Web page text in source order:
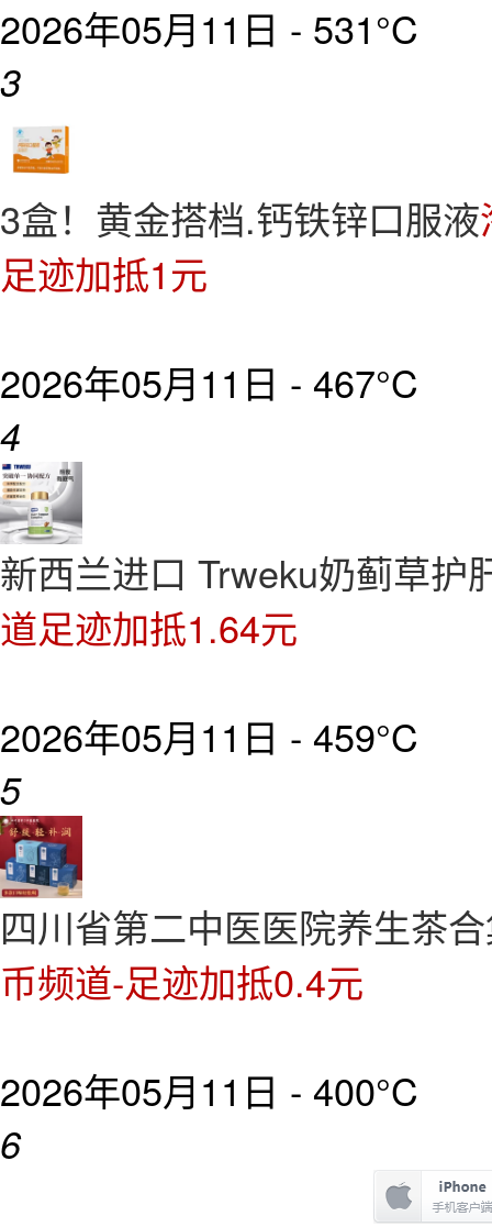
2026年05月11日 - 531°C
3
3盒！黄金搭档.钙铁锌口服液
足迹加抵1元
2026年05月11日 - 467°C
4
新西兰进口 Trweku奶蓟草护
道足迹加抵1.64元
2026年05月11日 - 459°C
5
四川省第二中医医院养生茶
币频道-足迹加抵0.4元
2026年05月11日 - 400°C
6